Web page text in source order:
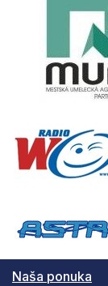
Naša ponuka